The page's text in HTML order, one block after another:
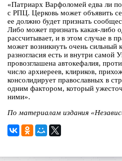
«Патриарх Варфоломей едва ли
с РПЦ. Церковь может объявить
ее должно будет признать
Либо может признать какая-либо
рассчитывает, и в этом случае в
может возникнуть очень сильный
разногласия есть и внутри самой
провозглашена автокефалия,
число архиереев, клириков,
консолидирует православных в
одним фактором, который
ними».
По материалам издания